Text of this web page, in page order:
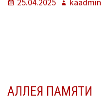
Методические
25.04.2025 kaadmin
АЛЛЕЯ ПАМЯТИ